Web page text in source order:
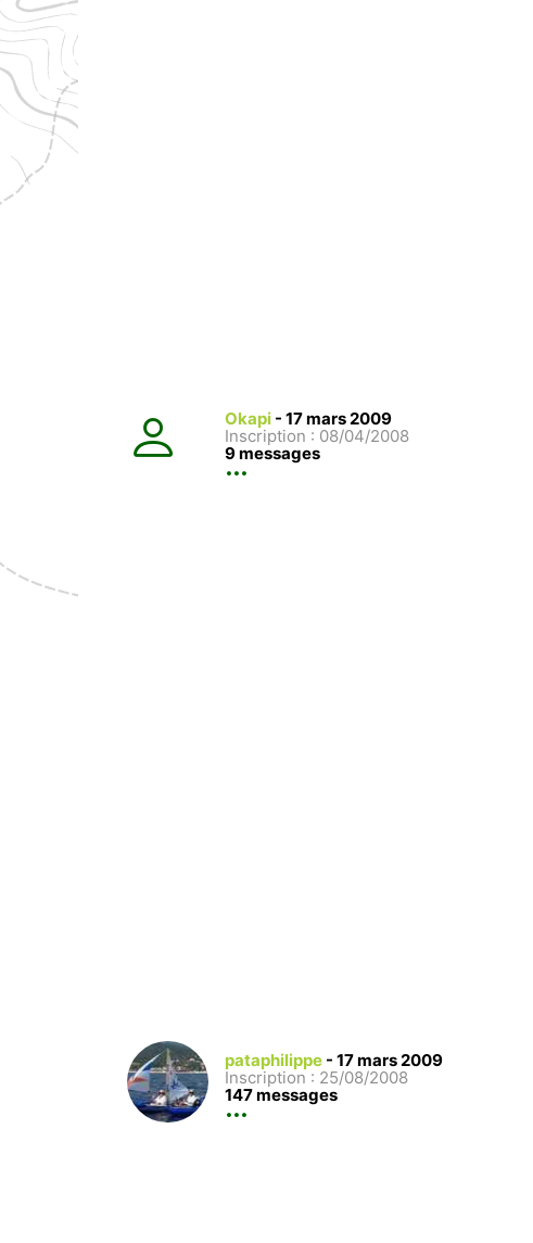
Okapi - 17 mars 2009
Inscription : 08/04/2008
9 messages
pataphilippe - 17 mars 2009
Inscription : 25/08/2008
147 messages